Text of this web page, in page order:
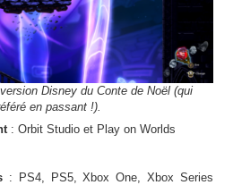
Disney du Conte de Noël (qui
en passant !).
: Orbit Studio et Play on Worlds
: PS4, PS5, Xbox One, Xbox Series